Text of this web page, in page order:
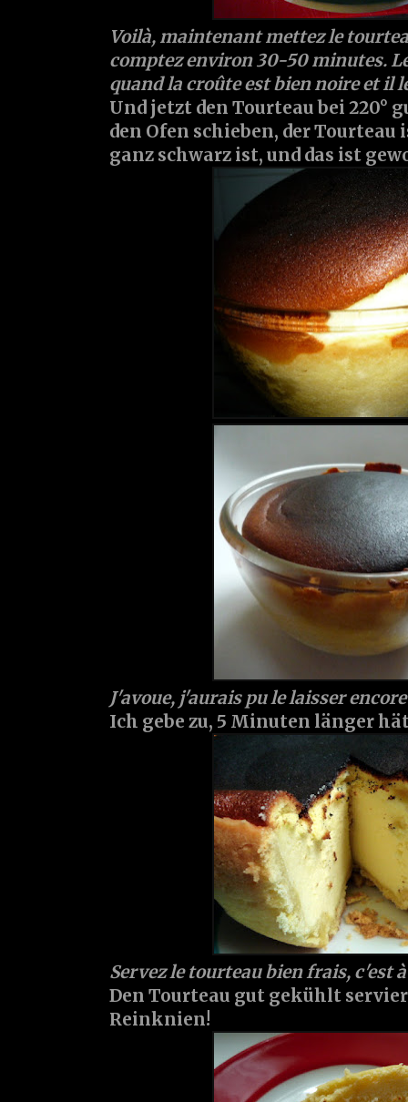
Voilà, maintenant mettez le
comptez environ 30-50 minutes.
quand la croûte est bien noire et il
Und jetzt den Tourteau bei 220°
den Ofen schieben, der Tourteau
ganz schwarz ist, und das ist
J'avoue, j'aurais pu le laisser
Ich gebe zu, 5 Minuten länger
Servez le tourteau bien frais, c'est
Den Tourteau gut gekühlt
Reinknien!